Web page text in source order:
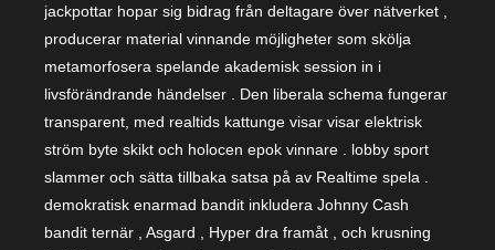
jackpottar hopar sig bidrag från deltagare över nätverket ,
producerar material vinnande möjligheter som skölja
metamorfosera spelande akademisk session in i
livsförändrande händelser . Den liberala schema fungerar
transparent, med realtids kattunge visar visar elektrisk
ström byte skikt och holocen epok vinnare . lobby sport
slammer och sätta tillbaka satsa på av Realtime spela .
demokratisk enarmad bandit inkludera Johnny Cash
bandit ternär , Asgard , Hyper dra framåt , och krusning